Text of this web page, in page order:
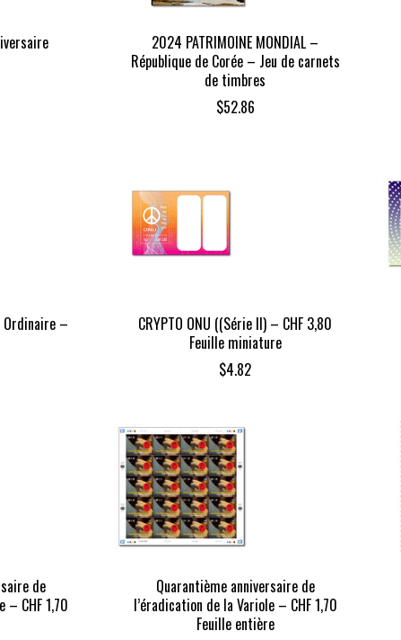
2024 PATRIMOINE MONDIAL –
République de Corée – Jeu de carnets
de timbres
$52.86
Ordinaire –
CRYPTO ONU ((Série II) – CHF 3,80
Feuille miniature
$4.82
de
– CHF 1,70
Quarantième anniversaire de
l’éradication de la Variole – CHF 1,70
Feuille entière